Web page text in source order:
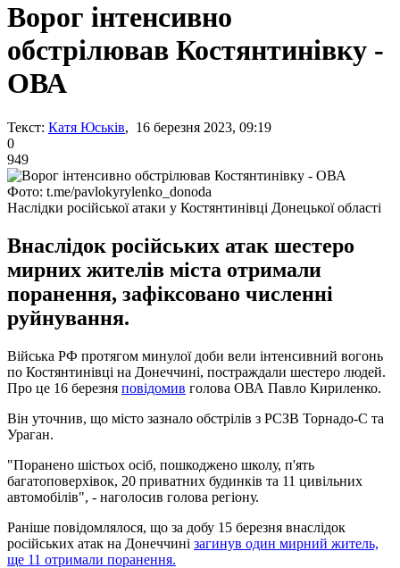
Ворог інтенсивно
обстрілював Костянтинівку -
ОВА
Текст: Катя Юськів, 16 березня 2023, 09:19
0
949
Фото: t.me/pavlokyrylenko_donoda
Наслідки російської атаки у Костянтинівці Донецької області
Внаслідок російських атак шестеро
мирних жителів міста отримали
поранення, зафіксовано численні
руйнування.
Війська РФ протягом минулої доби вели інтенсивний вогонь
по Костянтинівці на Донеччині, постраждали шестеро людей.
Про це 16 березня повідомив голова ОВА Павло Кириленко.
Він уточнив, що місто зазнало обстрілів з РСЗВ Торнадо-С та
Ураган.
"Поранено шістьох осіб, пошкоджено школу, п'ять
багатоповерхівок, 20 приватних будинків та 11 цивільних
автомобілів", - наголосив голова регіону.
Раніше повідомлялося, що за добу 15 березня внаслідок
російських атак на Донеччині загинув один мирний житель,
ще 11 отримали поранення.